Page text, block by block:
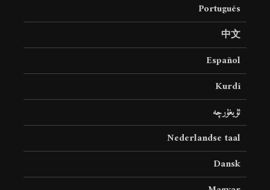
Português
中文
Español
Kurdî
ئۇيغۇرچە
Nederlandse taal
Dansk